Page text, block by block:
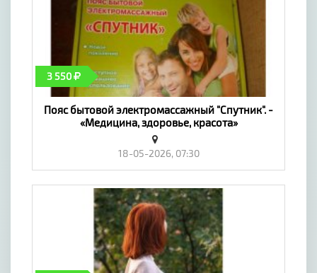
3 550
Пояс бытовой электромассажный "Спутник". -
«Медицина, здоровье, красота»
18-05-2026, 07:30